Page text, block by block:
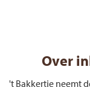
Over
't Bakkertje neemt